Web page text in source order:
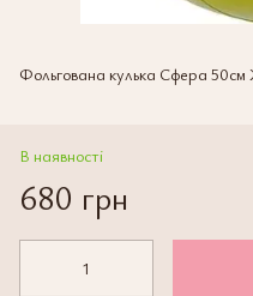
Фольгована кулька Сфера
В наявності
680 грн